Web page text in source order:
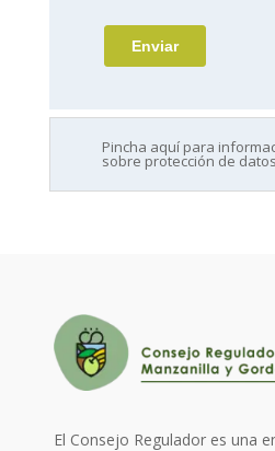
Pincha aquí para
sobre protección de datos
El Consejo Regulador es una